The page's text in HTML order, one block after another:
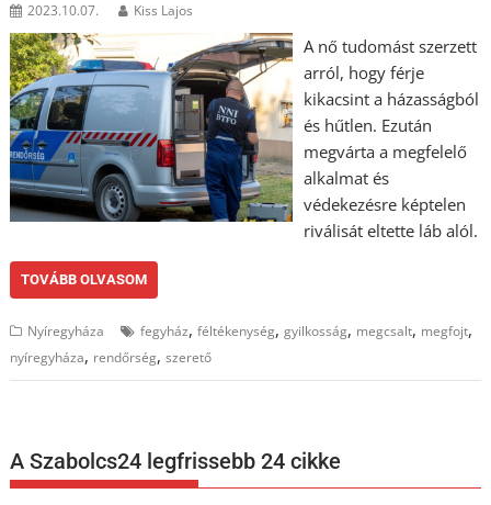
2023.10.07. Kiss Lajos
A nő tudomást szerzett
arról, hogy férje
kikacsint a házasságból
és hűtlen. Ezután
megvárta a megfelelő
alkalmat és
védekezésre képtelen
riválisát eltette láb alól.
TOVÁBB OLVASOM
Nyíregyháza fegyház,féltékenység,gyilkosság, megcsalt, megfojt,
nyíregyháza, rendőrség,szerető
A Szabolcs24 legfrissebb 24 cikke